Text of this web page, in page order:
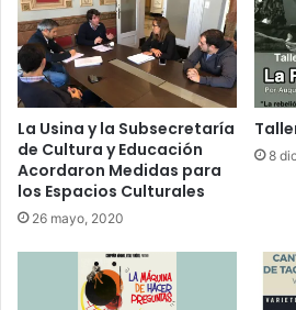
La Usina y la Subsecretaría
de Cultura y Educación
Acordaron Medidas para
los Espacios Culturales
26 mayo, 2020
8